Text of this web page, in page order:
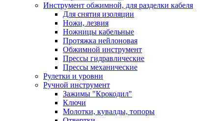
Инструмент обжимной, для разделки кабеля
Для снятия изоляции
Ножи, лезвия
Ножницы кабельные
Протяжка нейлоновая
Обжимной инструмент
Прессы гидравлические
Прессы механические
Рулетки и уровни
Ручной инструмент
Зажимы "Крокодил"
Ключи
Молотки, кувалды, топоры